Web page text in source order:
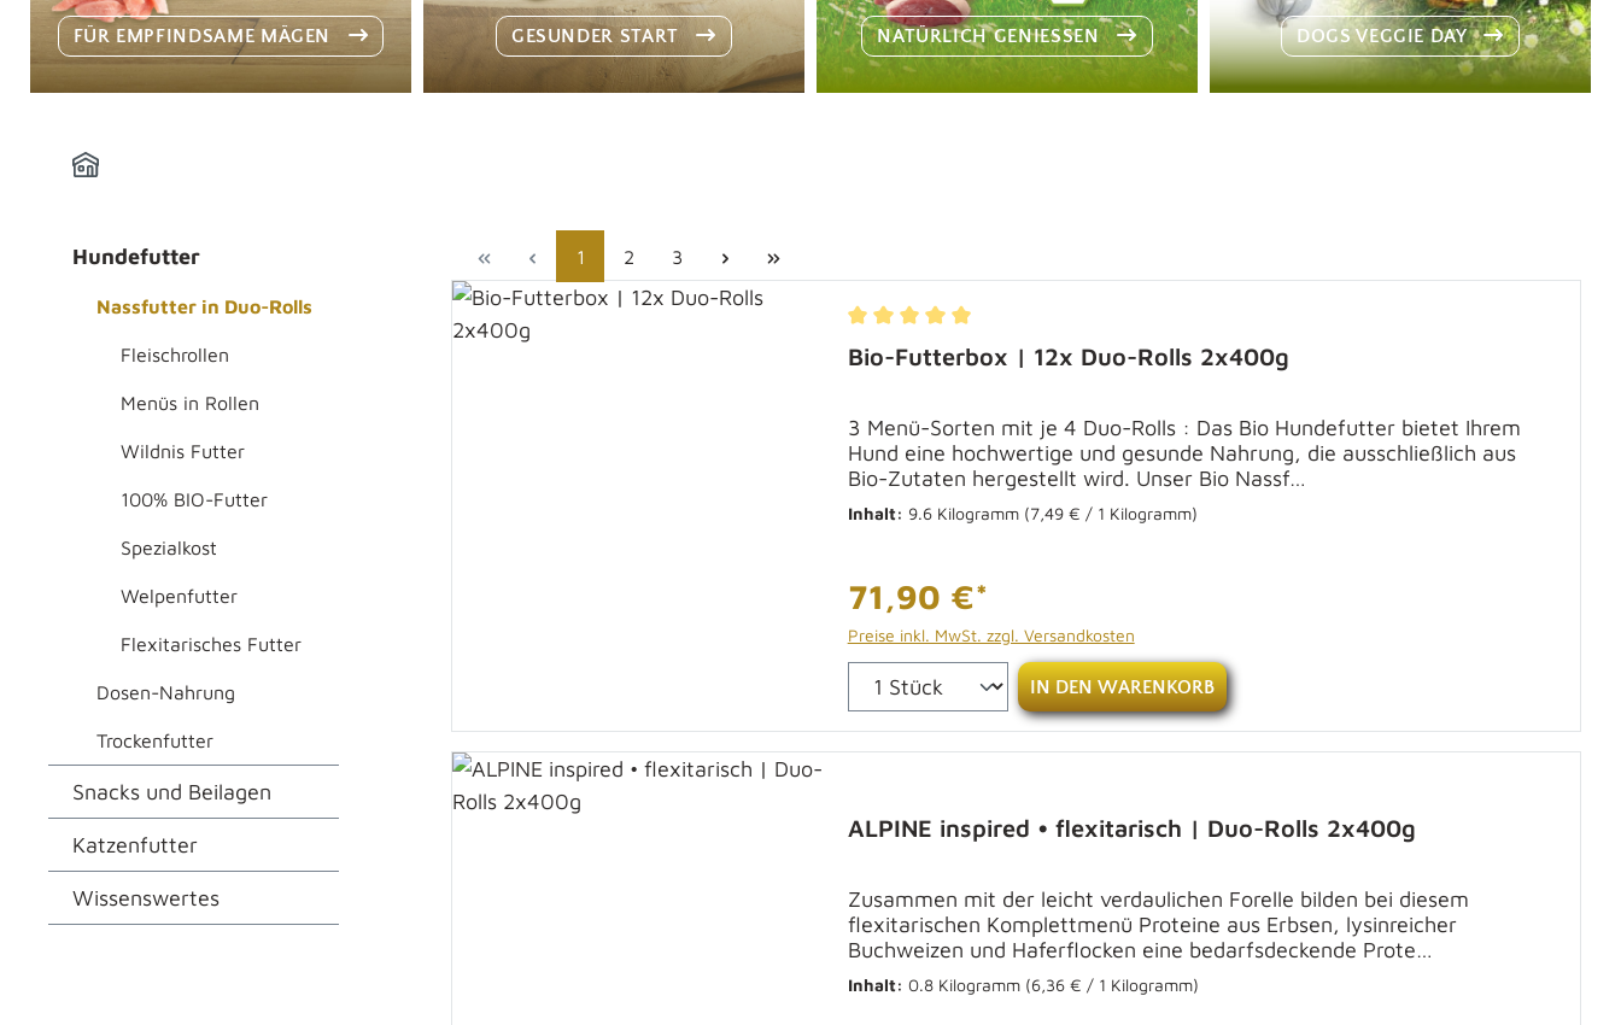
FÜR EMPFINDSAME MÄGEN GESUNDER START NATÜRLICH GENIESSEN DOGS VEGGIE DAY
Hundefutter
Nassfutter in Duo-Rolls
Fleischrollen
Menüs in Rollen
Wildnis Futter
100% BIO-Futter
Spezialkost
Welpenfutter
Flexitarisches Futter
Dosen-Nahrung
Trockenfutter
Snacks und Beilagen
Katzenfutter
Wissenswertes
Seite
1 Seite
2 Seite
3
Durchschnittliche Bewertung von 5 von 5 Sternen
Bio-Futterbox | 12x Duo-Rolls 2x400g
3 Menü-Sorten mit je 4 Duo-Rolls : Das Bio Hundefutter bietet Ihrem
Hund eine hochwertige und gesunde Nahrung, die ausschließlich aus
Bio-Zutaten hergestellt wird. Unser Bio Nassf…
Inhalt: 9.6 Kilogramm (7,49 € / 1 Kilogramm)
71,90 €*
Preise inkl. MwSt. zzgl. Versandkosten
IN DEN WARENKORB
ALPINE inspired • flexitarisch | Duo-Rolls 2x400g
Zusammen mit der leicht verdaulichen Forelle bilden bei diesem
flexitarischen Komplettmenü Proteine aus Erbsen, lysinreicher
Buchweizen und Haferflocken eine bedarfsdeckende Prote…
Inhalt: 0.8 Kilogramm (6,36 € / 1 Kilogramm)